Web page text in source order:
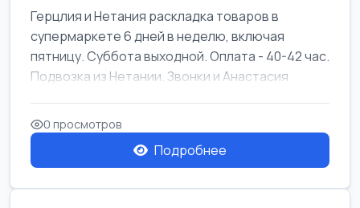
Герцлия и Нетания раскладка товаров в
супермаркете 6 дней в неделю, включая
пятницу. Суббота выходной. Оплата - 40-42 час.
Подвозка из Нетании. Звонки и Анастасия
0 просмотров
Подробнее